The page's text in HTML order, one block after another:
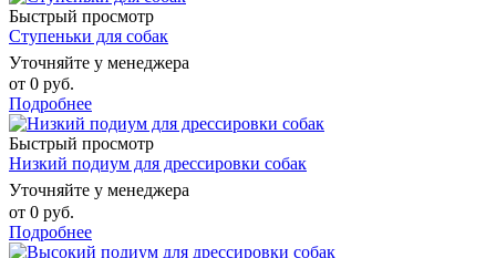
Быстрый просмотр
Ступеньки для собак
Уточняйте у менеджера
от 0 руб.
Подробнее
Быстрый просмотр
Низкий подиум для дрессировки собак
Уточняйте у менеджера
от 0 руб.
Подробнее